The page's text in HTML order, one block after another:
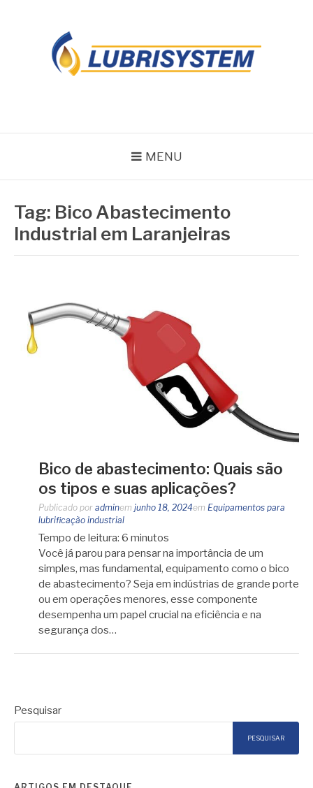
MENU
Tag: Bico Abastecimento
Industrial em Laranjeiras
Bico de abastecimento: Quais são
os tipos e suas aplicações?
Publicado por adminem junho 18, 2024em Equipamentos para
lubrificação industrial
Tempo de leitura: 6 minutos
Você já parou para pensar na importância de um
simples, mas fundamental, equipamento como o bico
de abastecimento? Seja em indústrias de grande porte
ou em operações menores, esse componente
desempenha um papel crucial na eficiência e na
segurança dos…
Pesquisar
PESQUISAR